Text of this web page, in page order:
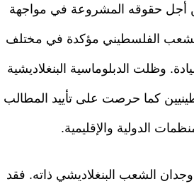
أجل حقوقه المشروعة في مواجهة
للشعب الفلسطيني مؤكدة في مختلف
وظلت الدبلوماسية البنغلاديشية
كما حرصت على تأييد المطالب
الدولية والإقليمية.
الشعب البنغلاديشي ذاته. فقد